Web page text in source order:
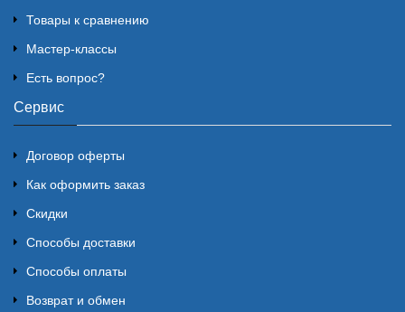
Товары к сравнению
Мастер-классы
Есть вопрос?
Сервис
Договор оферты
Как оформить заказ
Скидки
Способы доставки
Способы оплаты
Возврат и обмен